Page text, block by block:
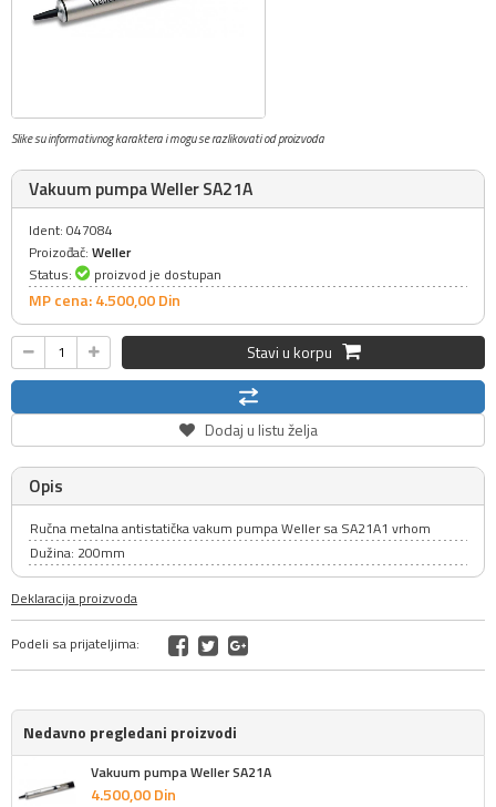
Slike su informativnog karaktera i mogu se razlikovati od proizvoda
Vakuum pumpa Weller SA21A
Ident: 047084
Proizođač: Weller
Status:
proizvod je dostupan
MP cena: 4.500,00Din
Stavi u korpu
Dodaj u listu želja
Opis
Ručna metalna antistatička vakum pumpa Weller sa SA21A1 vrhom
Dužina: 200mm
Deklaracija proizvoda
Podeli sa prijateljima:
Nedavno pregledani proizvodi
Vakuum pumpa Weller SA21A
4.500,00Din